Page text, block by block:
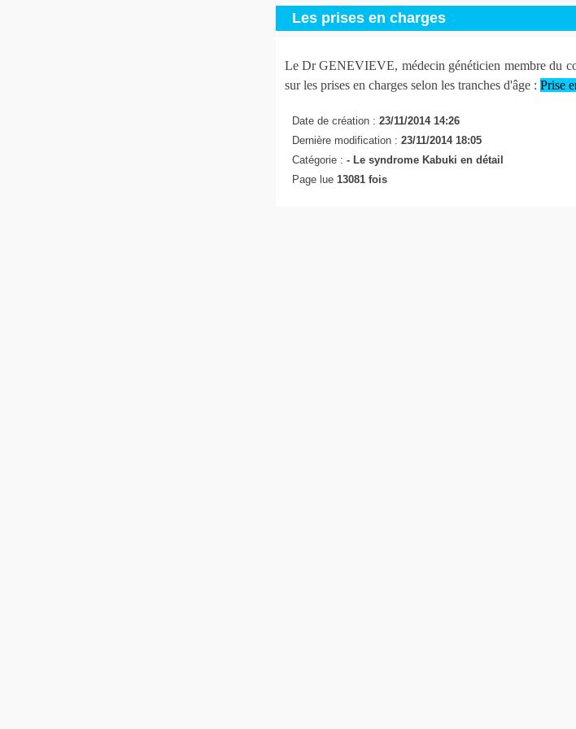
Les prises en charges
Le Dr GENEVIEVE, médecin généticien membre du
sur les prises en charges selon les tranches d'âge : Prise
Date de création : 23/11/2014 14:26
Dernière modification : 23/11/2014 18:05
Catégorie : - Le syndrome Kabuki en détail
Page lue 13081 fois